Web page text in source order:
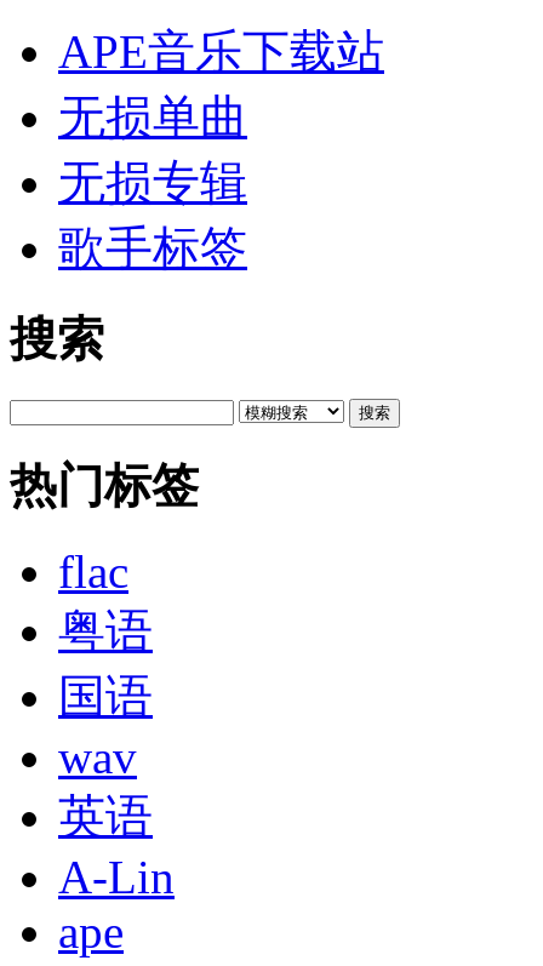
APE音乐下载站
无损单曲
无损专辑
歌手标签
搜索
搜索
热门标签
flac
粤语
国语
wav
英语
A-Lin
ape